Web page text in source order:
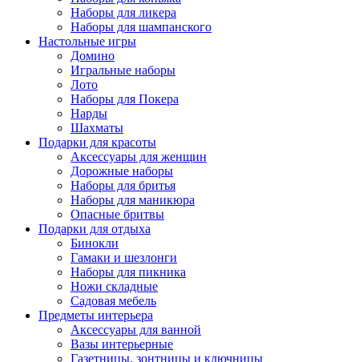
Наборы для ликера
Наборы для шампанского
Настольные игры
Домино
Игральные наборы
Лото
Наборы для Покера
Нарды
Шахматы
Подарки для красоты
Аксессуары для женщин
Дорожные наборы
Наборы для бритья
Наборы для маникюра
Опасные бритвы
Подарки для отдыха
Бинокли
Гамаки и шезлонги
Наборы для пикника
Ножи складные
Садовая мебель
Предметы интерьера
Аксессуары для ванной
Вазы интерьерные
Газетницы, зонтницы и ключницы